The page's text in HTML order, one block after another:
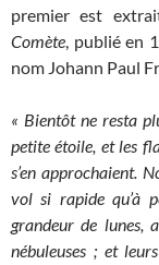
premier est
Comète, publié en
nom Johann Paul
« Bientôt ne resta
petite étoile, et les
s’en approchaient.
vol si rapide qu’à
grandeur de lunes,
nébuleuses ; et